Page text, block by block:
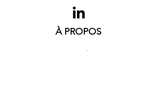
À PROPOS
L'équipe Alterna